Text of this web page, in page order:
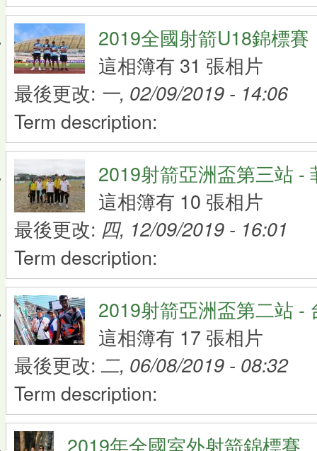
2019全國射箭U18錦標賽
這相簿有 31 張相片
最後更改: 一, 02/09/2019 - 14:06
Term description:
2019射箭亞洲盃第三站 -
這相簿有 10 張相片
最後更改: 四, 12/09/2019 - 16:01
Term description:
2019射箭亞洲盃第二站 -
這相簿有 17 張相片
最後更改: 二, 06/08/2019 - 08:32
Term description:
2019年全國室外射箭錦標賽